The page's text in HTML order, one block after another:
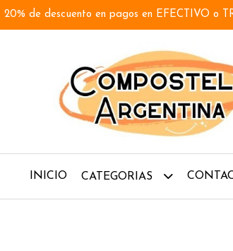
20% de descuento en pagos en EFECTIVO o
INICIO CATEGORIAS